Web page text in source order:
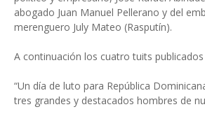
abogado Juan Manuel Pellerano y del
merenguero July Mateo (Rasputín).
A continuación los cuatro tuits
“Un día de luto para República
tres grandes y destacados hombres de